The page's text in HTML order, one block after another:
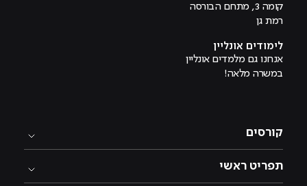
קומה 3, מתחם הבורסה
רמת גן
לימודים אונליין
אנחנו גם מלמדים אונליין
במשרה מלאה!
קורסים
תפריט ראשי